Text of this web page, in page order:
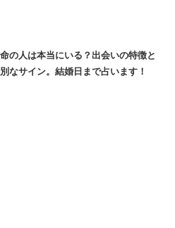
の人は本当にいる？出会いの特徴と
なサイン。結婚日まで占います！